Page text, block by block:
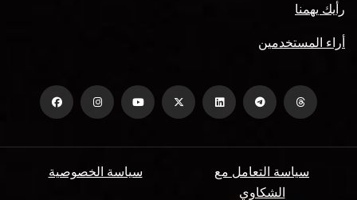
رأيك يهمنا
أراء المستخدمين
سياسة الخصوصية
سياسة التعامل مع
الشكاوي